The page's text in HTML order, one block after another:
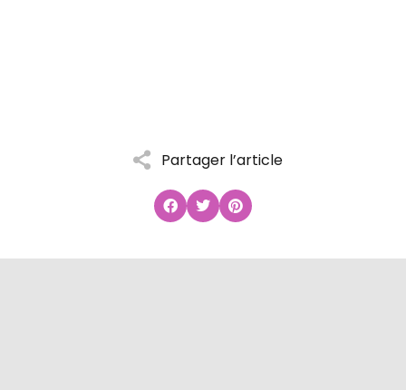
Partager l’article